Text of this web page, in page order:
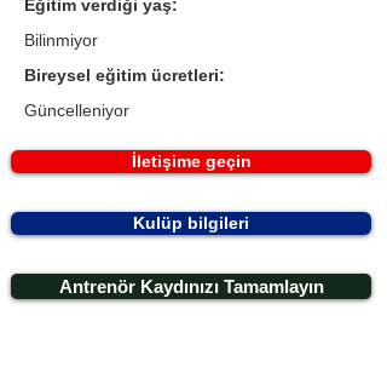
Eğitim verdiği yaş:
Bilinmiyor
Bireysel eğitim ücretleri:
Güncelleniyor
İletişime geçin
Kulüp bilgileri
Antrenör Kaydınızı Tamamlayın